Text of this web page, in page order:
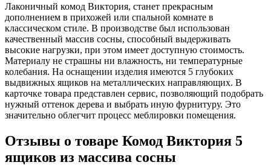
Лаконичный комод Виктория, станет прекрасным
дополнением в прихожей или спальной комнате в
классическом стиле. В производстве был использован
качественный массив сосны, способный выдерживать
высокие нагрузки, при этом имеет доступную стоимость.
Материалу не страшны ни влажность, ни температурные
колебания. На оснащении изделия имеются 5 глубоких
выдвижных ящиков на металлических направляющих. В
карточке товара представлен сервис, позволяющий подобрать
нужный оттенок дерева и выбрать иную фурнитуру. Это
значительно облегчит процесс меблировки помещения.
Отзывы о товаре Комод Виктория 5
ящиков из массива сосны